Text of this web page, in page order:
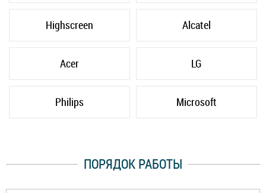
Highscreen Alcatel
Acer LG
Philips Microsoft
ПОРЯДОК РАБОТЫ